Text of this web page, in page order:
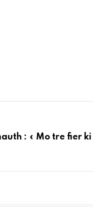
: « Mo tre fier